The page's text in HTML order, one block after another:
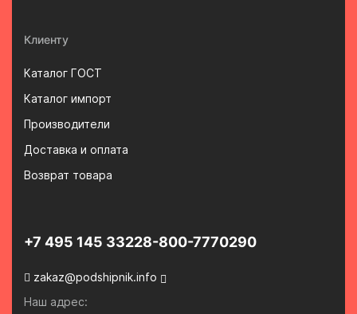
Клиенту
Каталог ГОСТ
Каталог импорт
Производители
Доставка и оплата
Возврат товара
+7 495 145 33228-800-7770290
zakaz@podshipnik.info
Наш адрес: